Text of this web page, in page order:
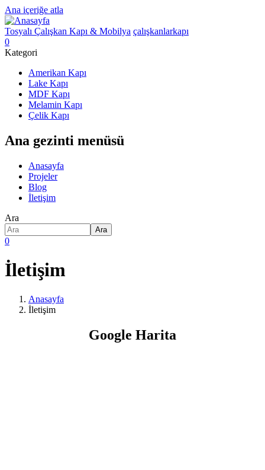
Ana içeriğe atla
Tosyalı Çalışkan Kapı & Mobilya çalışkanlarkapı
0
Kategori
Amerikan Kapı
Lake Kapı
MDF Kapı
Melamin Kapı
Çelik Kapı
Ana gezinti menüsü
Anasayfa
Projeler
Blog
İletişim
Ara
Ara
0
İletişim
Anasayfa
İletişim
Google Harita